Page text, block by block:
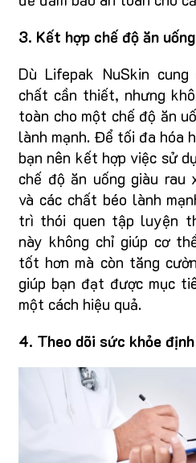
3. Kết hợp chế độ ăn
Dù Lifepak NuSkin
chất cần thiết, nhưng
toàn cho một chế độ ăn
lành mạnh. Để tối đa hóa
bạn nên kết hợp việc sử
chế độ ăn uống giàu rau
và các chất béo lành
trì thói quen tập luyện
này không chỉ giúp cơ
tốt hơn mà còn tăng
giúp bạn đạt được mục
một cách hiệu quả.
4. Theo dõi sức khỏe